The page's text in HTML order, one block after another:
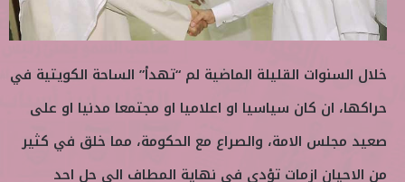
ر ك
ر
و
ي
ا
خلال السنوات القليلة الماضية لم “تهدأ” الساحة الكويتية في
حراكها، ان كان سياسيا او اعلاميا او مجتمعا مدنيا او على
صعيد مجلس الامة، والصراع مع الحكومة، مما خلق في كثير
من الاحيان ازمات تؤدي في نهاية المطاف الى حل احد